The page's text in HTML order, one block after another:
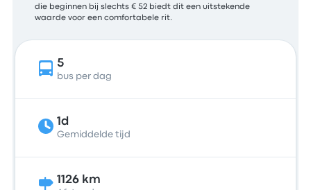
die beginnen bij slechts € 52 biedt dit een uitstekende
waarde voor een comfortabele rit.
5
bus per dag
1d
Gemiddelde tijd
1126 km